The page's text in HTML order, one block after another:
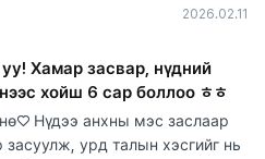
2026.02.11
Хамар засвар, нүдний
хойш 6 сар боллоо ㅎㅎ
Нүдээ анхны мэс заслаар
засуулж, урд талын хэсгийг нь